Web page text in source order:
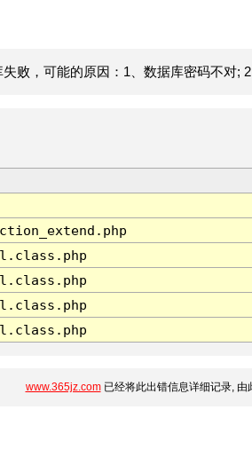
败，可能的原因：1、数据库密码不对; 2
www.365jz.com已经将此出错信息详细记录, 由